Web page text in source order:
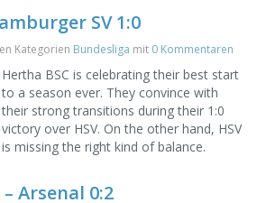
SV 1:0
Kategorien Bundesliga mit 0 Kommentaren
Hertha BSC is celebrating their best start
to a season ever. They convince with
their strong transitions during their 1:0
victory over HSV. On the other hand, HSV
is missing the right kind of balance.
Arsenal 0:2